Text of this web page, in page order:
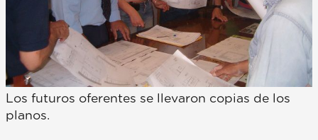
Los futuros oferentes se llevaron copias de los
planos.